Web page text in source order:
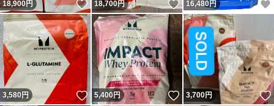
18,900円 いいね！
18,700円 いいね！
16,480円
3,580円 いいね！
5,400円 いいね！
3,700円